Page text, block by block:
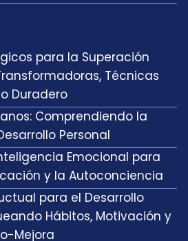
para la Superación
Técnicas
Duradero
Comprendiendo la
Personal
Emocional para
y la Autoconciencia
para el Desarrollo
Hábitos, Motivación y
Mejora